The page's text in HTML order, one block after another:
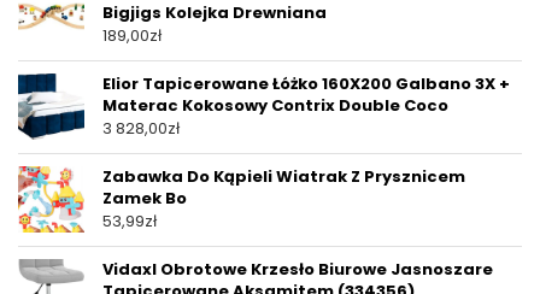
Bigjigs Kolejka Drewniana
189,00zł
Elior Tapicerowane Łóżko 160X200 Galbano 3X +
Materac Kokosowy Contrix Double Coco
3 828,00zł
Zabawka Do Kąpieli Wiatrak Z Prysznicem
Zamek Bo
53,99zł
Vidaxl Obrotowe Krzesło Biurowe Jasnoszare